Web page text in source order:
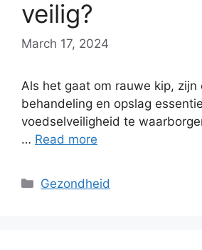
veilig?
March 17, 2024
Als het gaat om rauwe kip, zijn
behandeling en opslag
voedselveiligheid te
… Read more
Categories
Gezondheid